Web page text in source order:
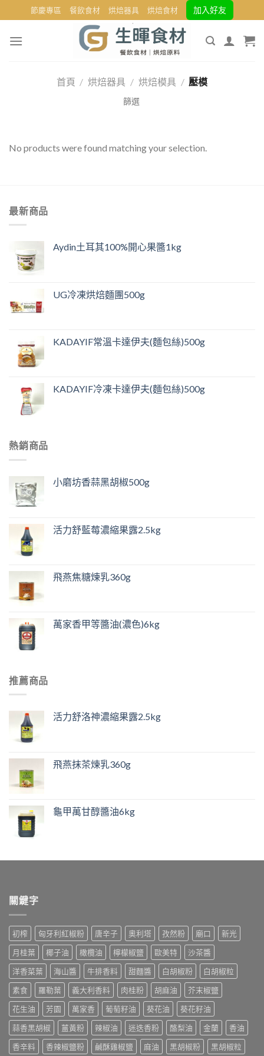
to
content
節慶專區 餐飲食材 烘焙器具 烘焙食材 加入好友
首頁 / 烘焙器具 / 烘焙模具 / 壓模
No products were found matching your selection.
最新商品
Aydin土耳其100%開心果醬1kg
UG冷凍烘焙麵團500g
KADAYIF常溫卡達伊夫(麵包絲)500g
KADAYIF冷凍卡達伊夫(麵包絲)500g
熱銷商品
小磨坊香蒜黑胡椒500g
活力舒藍莓濃縮果露2.5kg
飛燕焦糖煉乳360g
萬家香甲等醬油(濃色)6kg
推薦商品
活力舒洛神濃縮果露2.5kg
飛燕抹茶煉乳360g
龜甲萬甘醇醬油6kg
關鍵字
初榨 匈牙利紅椒粉 唐辛子 奧利塔 孜然粉 廟口
新光
月桂葉
椰子油 橄欖油 檸檬椒鹽 歐美特
沙茶醬
洋香菜葉
海山醬 牛排香料 甜麵醬 白胡椒粉
白胡椒粒
素食
羅勒葉 義大利香料 肉桂粉 胡麻油
芥末椒鹽
花生油
芳園 萬家香 葡萄籽油 葵花油
葵花籽油
蒜香黑胡椒
薑黃粉 辣椒油 迷迭香粉 酪梨油 金蘭
香油
香辛料
香辣椒鹽粉 鹹酥雞椒鹽 麻油 黑胡椒粉 黑胡椒粒